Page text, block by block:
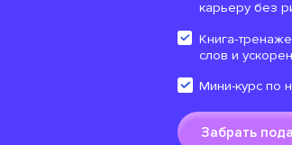
карьеру без
Книга-
слов и
Мини-курс по
Забрать